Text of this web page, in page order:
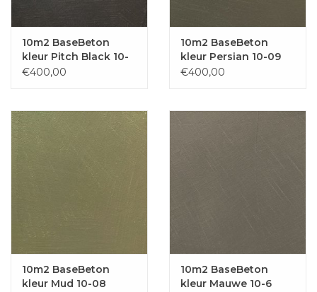
10m2 BaseBeton
kleur Pitch Black 10-
10
€400,00
10m2 BaseBeton
kleur Persian 10-09
€400,00
10m2 BaseBeton
kleur Mud 10-08
10m2 BaseBeton
kleur Mauwe 10-6